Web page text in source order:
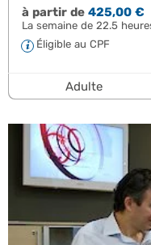
à partir de425,00 €
La semaine de 22.5
Éligible au CPF
Adulte